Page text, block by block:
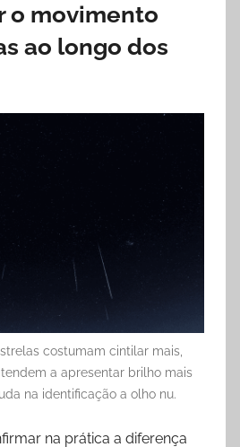
o movimento
ao longo dos
costumam cintilar mais,
a apresentar brilho mais
na identificação a olho nu.
na prática a diferença